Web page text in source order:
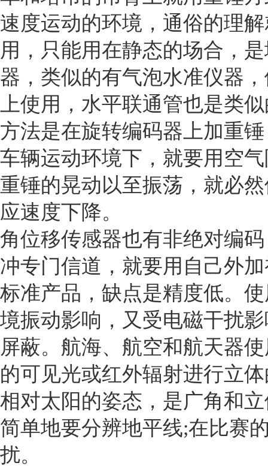
速度运动的环境，通俗的理
用，只能用在静态的场合，
器，类似的有气泡水准仪器
上使用，水平联通管也是类
方法是在旋转编码器上加重
车辆运动环境下，就要用空
重锤的晃动以至振荡，就必
应速度下降。
角位移传感器也有非绝对编
冲专门信道，就要用自己外
标准产品，缺点是精度低。
境振动影响，又受电磁干扰
屏蔽。航海、航空和航天器
的可见光或红外辐射进行立
相对太阳的姿态，是广角和
简单地要分辨地平线;在比赛
扰。